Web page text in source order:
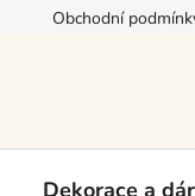
Obchodní
Dekorace a